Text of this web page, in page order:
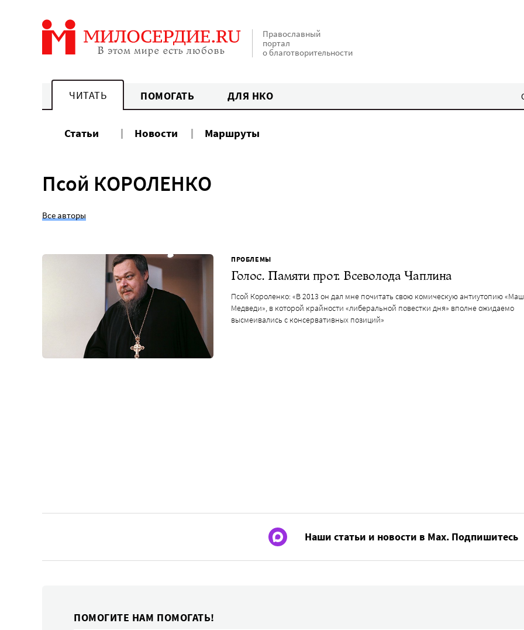
Православный
портал
о благотворительности
ЧИТАТЬ ПОМОГАТЬ ДЛЯ НКО
Статьи Новости Маршруты
Псой КОРОЛЕНКО
Все авторы
ПРОБЛЕМЫ
Голос. Памяти прот. Всеволода Чаплина
Псой Короленко: «В 2013 он дал мне почитать свою комическую антиутопию
Медведи», в которой крайности «либеральной повестки дня» вполне ожидаемо
высмеивались с консервативных позиций»
Наши статьи и новости в Max. Подпишитесь
ПОМОГИТЕ НАМ ПОМОГАТЬ!